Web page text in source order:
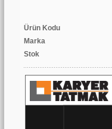
Ürün Kodu
Marka
Stok